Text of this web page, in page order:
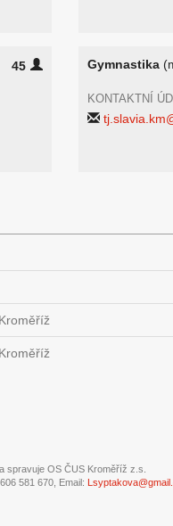
45 Gymnastika
KONTAKTNÍ
spravuje OS ČUS Kroměříž z.s.
581 670, Email: